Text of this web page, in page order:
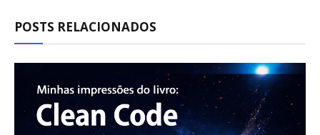
POSTS RELACIONADOS